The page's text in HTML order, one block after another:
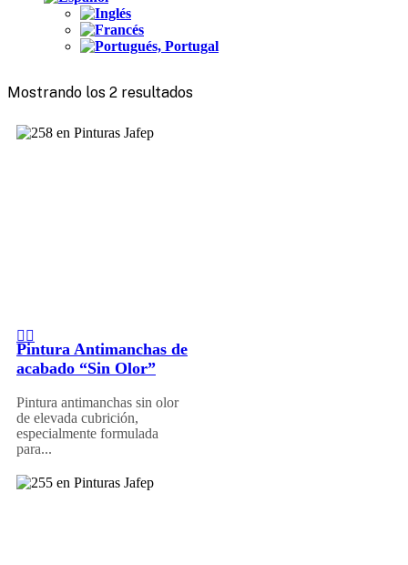
Mostrando los 2 resultados
Pintura Antimanchas de
acabado “Sin Olor”
Pintura antimanchas sin olor
de elevada cubrición,
especialmente formulada
para...